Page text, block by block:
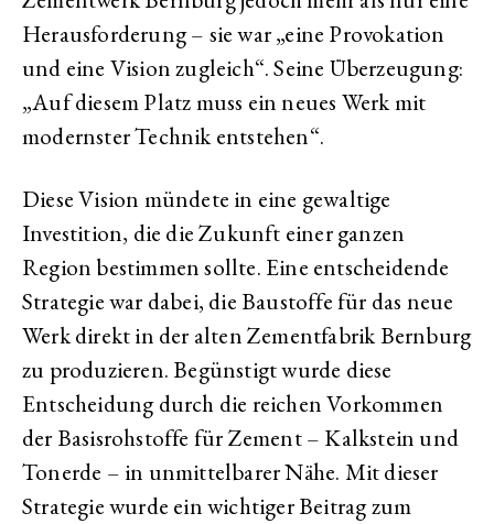
Herausforderung – sie war „eine Provokation
und eine Vision zugleich“. Seine Überzeugung:
„Auf diesem Platz muss ein neues Werk mit
modernster Technik entstehen“.
Diese Vision mündete in eine gewaltige
Investition, die die Zukunft einer ganzen
Region bestimmen sollte. Eine entscheidende
Strategie war dabei, die Baustoffe für das neue
Werk direkt in der alten Zementfabrik Bernburg
zu produzieren. Begünstigt wurde diese
Entscheidung durch die reichen Vorkommen
der Basisrohstoffe für Zement – Kalkstein und
Tonerde – in unmittelbarer Nähe. Mit dieser
Strategie wurde ein wichtiger Beitrag zum